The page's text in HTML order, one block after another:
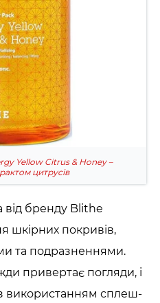
Yellow Citrus & Honey –
цитрусів
бренду Blithe
шкірних покривів,
та подразненнями.
привертає погляди, і
використанням сплеш-